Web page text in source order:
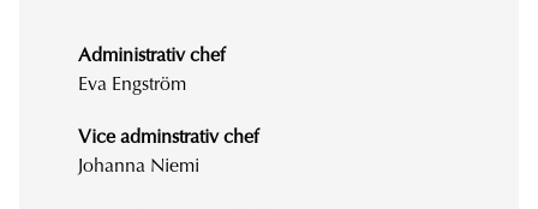
Administrativ chef
Eva Engström
Vice adminstrativ chef
Johanna Niemi